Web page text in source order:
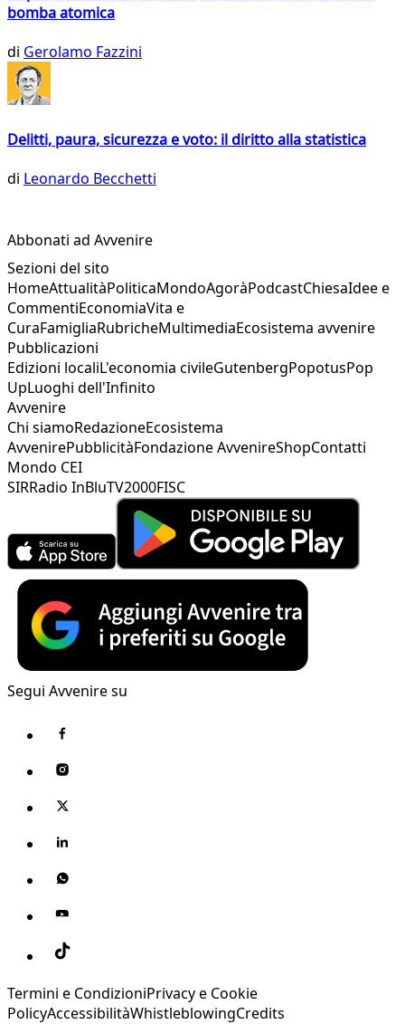
bomba atomica
di Gerolamo Fazzini
Delitti, paura, sicurezza e voto: il diritto alla statistica
di Leonardo Becchetti
Abbonati ad Avvenire
Sezioni del sito
HomeAttualitàPoliticaMondoAgoràPodcastChiesaIdee e
CommentiEconomiaVita e
CuraFamigliaRubricheMultimediaEcosistema avvenire
Pubblicazioni
Edizioni localiL'economia civileGutenbergPopotusPop
UpLuoghi dell'Infinito
Avvenire
Chi siamoRedazioneEcosistema
AvvenirePubblicitàFondazione AvvenireShopContatti
Mondo CEI
SIRRadio InBluTV2000FISC
Segui Avvenire su
Termini e CondizioniPrivacy e Cookie
PolicyAccessibilitàWhistleblowingCredits